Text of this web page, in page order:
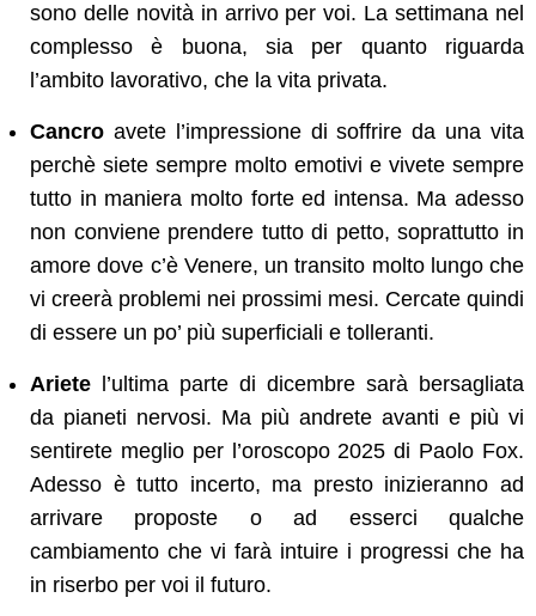
sono delle novità in arrivo per voi. La settimana nel
complesso è buona, sia per quanto riguarda
l’ambito lavorativo, che la vita privata.
Cancro avete l’impressione di soffrire da una vita
perchè siete sempre molto emotivi e vivete sempre
tutto in maniera molto forte ed intensa. Ma adesso
non conviene prendere tutto di petto, soprattutto in
amore dove c’è Venere, un transito molto lungo che
vi creerà problemi nei prossimi mesi. Cercate quindi
di essere un po’ più superficiali e tolleranti.
Ariete l’ultima parte di dicembre sarà bersagliata
da pianeti nervosi. Ma più andrete avanti e più vi
sentirete meglio per l’oroscopo 2025 di Paolo Fox.
Adesso è tutto incerto, ma presto inizieranno ad
arrivare proposte o ad esserci qualche
cambiamento che vi farà intuire i progressi che ha
in riserbo per voi il futuro.